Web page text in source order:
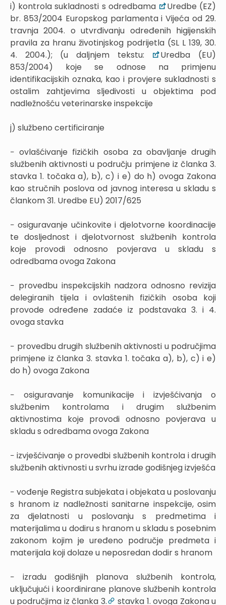
i) kontrola sukladnosti s odredbama
Uredbe (EZ)
br. 853/2004 Europskog parlamenta i Vijeća od 29.
travnja 2004. o utvrđivanju određenih higijenskih
pravila za hranu životinjskog podrijetla (SL L 139, 30.
4. 2004.); (u daljnjem tekstu:
Uredba (EU)
853/2004) koje se odnose na primjenu
identifikacijskih oznaka, kao i provjere sukladnosti s
ostalim zahtjevima sljedivosti u objektima pod
nadležnošću veterinarske inspekcije
j) službeno certificiranje
− ovlašćivanje fizičkih osoba za obavljanje drugih
službenih aktivnosti u području primjene iz članka 3.
stavka 1. točaka a), b), c) i e) do h) ovoga Zakona
kao stručnih poslova od javnog interesa u skladu s
člankom 31. Uredbe EU) 2017/625
− osiguravanje učinkovite i djelotvorne koordinacije
te dosljednost i djelotvornost službenih kontrola
koje provodi odnosno povjerava u skladu s
odredbama ovoga Zakona
− provedbu inspekcijskih nadzora odnosno revizija
delegiranih tijela i ovlaštenih fizičkih osoba koji
provode određene zadaće iz podstavaka 3. i 4.
ovoga stavka
− provedbu drugih službenih aktivnosti u područjima
primjene iz članka 3. stavka 1. točaka a), b), c) i e)
do h) ovoga Zakona
− osiguravanje komunikacije i izvješćivanja o
službenim kontrolama i drugim službenim
aktivnostima koje provodi odnosno povjerava u
skladu s odredbama ovoga Zakona
− izvješćivanje o provedbi službenih kontrola i drugih
službenih aktivnosti u svrhu izrade godišnjeg izvješća
− vođenje Registra subjekata i objekata u poslovanju
s hranom iz nadležnosti sanitarne inspekcije, osim
za djelatnosti u poslovanju s predmetima i
materijalima u dodiru s hranom u skladu s posebnim
zakonom kojim je uređeno područje predmeta i
materijala koji dolaze u neposredan dodir s hranom
− izradu godišnjih planova službenih kontrola,
uključujući i koordinirane planove službenih kontrola
u područjima iz članka 3.
stavka 1. ovoga Zakona u